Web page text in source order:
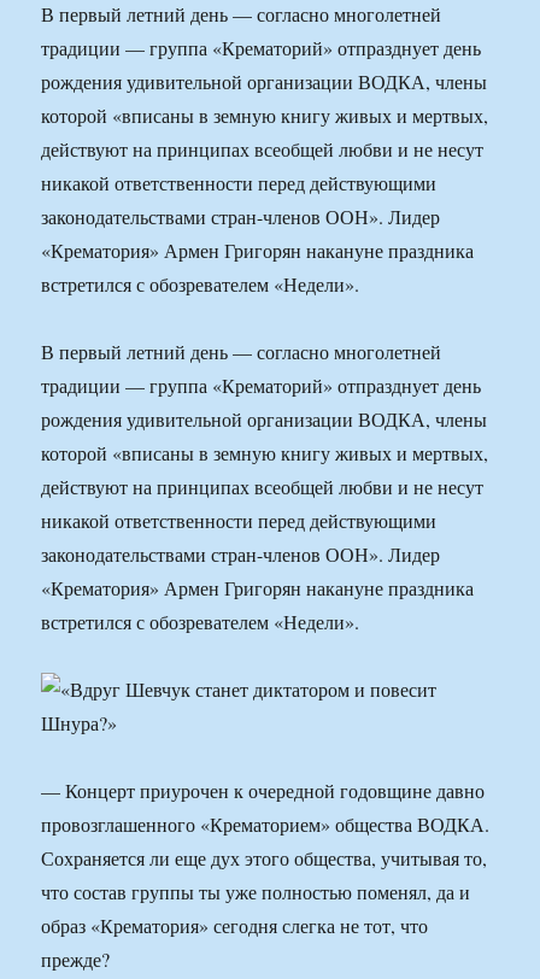
В первый летний день — согласно многолетней
традиции — группа «Крематорий» отпразднует день
рождения удивительной организации ВОДКА, члены
которой «вписаны в земную книгу живых и мертвых,
действуют на принципах всеобщей любви и не несут
никакой ответственности перед действующими
законодательствами стран-членов ООН». Лидер
«Крематория» Армен Григорян накануне праздника
встретился с обозревателем «Недели».
В первый летний день — согласно многолетней
традиции — группа «Крематорий» отпразднует день
рождения удивительной организации ВОДКА, члены
которой «вписаны в земную книгу живых и мертвых,
действуют на принципах всеобщей любви и не несут
никакой ответственности перед действующими
законодательствами стран-членов ООН». Лидер
«Крематория» Армен Григорян накануне праздника
встретился с обозревателем «Недели».
— Концерт приурочен к очередной годовщине давно
провозглашенного «Крематорием» общества ВОДКА.
Сохраняется ли еще дух этого общества, учитывая то,
что состав группы ты уже полностью поменял, да и
образ «Крематория» сегодня слегка не тот, что
прежде?